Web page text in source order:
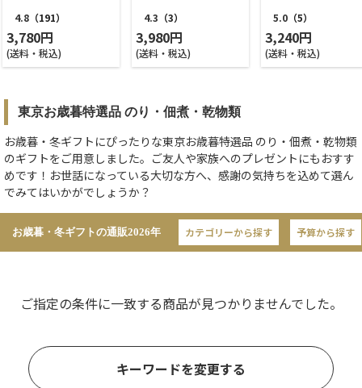
4.8 （191）
3,780円
(送料・税込)
4.3 （3）
3,980円
(送料・税込)
5.0 （5）
3,240円
(送料・税込)
東京お歳暮特選品 のり・佃煮・乾物類
お歳暮・冬ギフトにぴったりな東京お歳暮特選品 のり・佃煮・乾物類
のギフトをご用意しました。ご友人や家族へのプレゼントにもおすす
めです！お世話になっている大切な方へ、感謝の気持ちを込めて選ん
でみてはいかがでしょうか？
お歳暮・冬ギフトの通販2026年 カテゴリーから探す 予算から探す
ご指定の条件に一致する商品が見つかりませんでした。
キーワードを変更する